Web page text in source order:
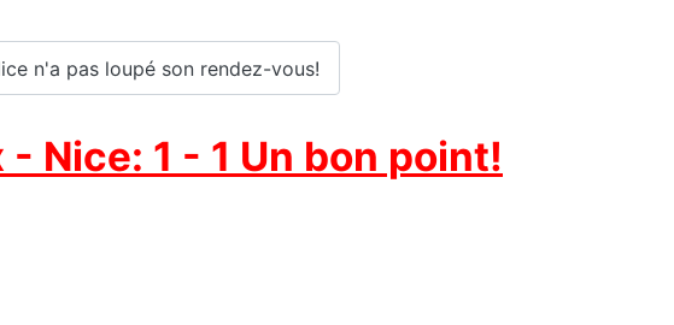
n'a pas loupé son rendez-vous!
Nice: 1 - 1 Un bon point!